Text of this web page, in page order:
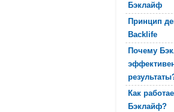
Бэклайф
Принцип
Backlife
Почему
Как
Бэклайф?